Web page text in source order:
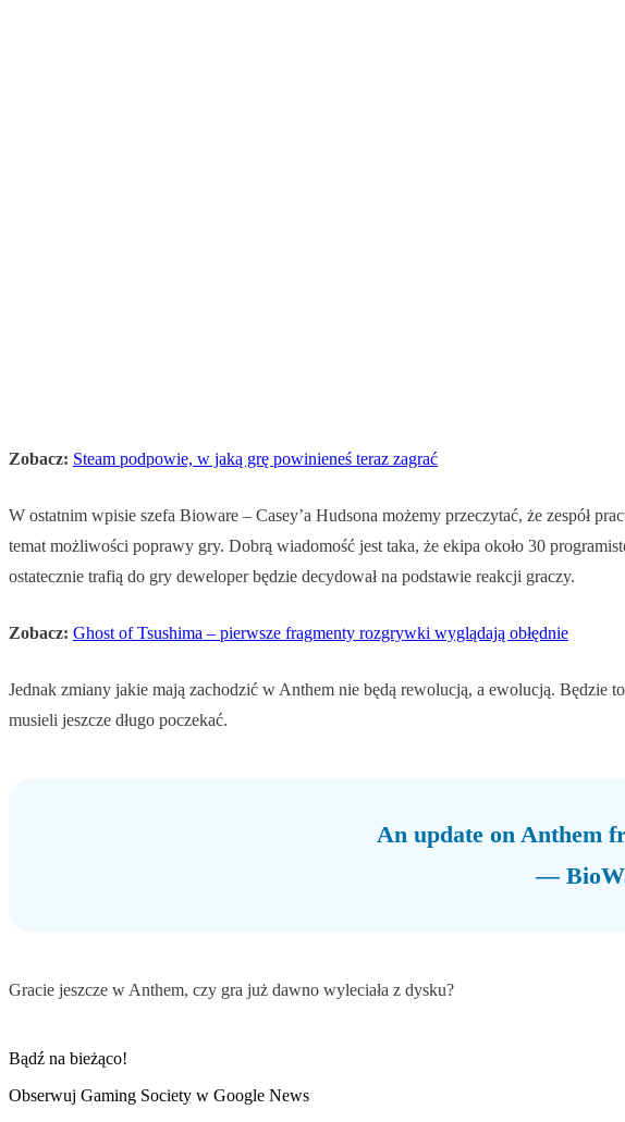
Zobacz: Steam podpowie, w jaką grę powinieneś teraz zagrać
W ostatnim wpisie szefa Bioware – Casey’a Hudsona możemy przeczytać, że zespół
temat możliwości poprawy gry. Dobrą wiadomość jest taka, że ekipa około 30
ostatecznie trafią do gry deweloper będzie decydował na podstawie reakcji graczy.
Zobacz: Ghost of Tsushima – pierwsze fragmenty rozgrywki wyglądają obłędnie
Jednak zmiany jakie mają zachodzić w Anthem nie będą rewolucją, a ewolucją.
musieli jeszcze długo poczekać.
An update on Anthem
—
Gracie jeszcze w Anthem, czy gra już dawno wyleciała z dysku?
Bądź na bieżąco!
Obserwuj Gaming Society w Google News